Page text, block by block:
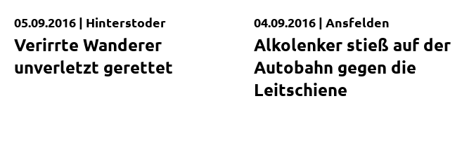
Kurzmeldung
05.09.2016 | Hinterstoder
Verirrte Wanderer
unverletzt gerettet
Kurzmeldung
04.09.2016 | Ansfelden
Alkolenker stieß auf der
Autobahn gegen die
Leitschiene